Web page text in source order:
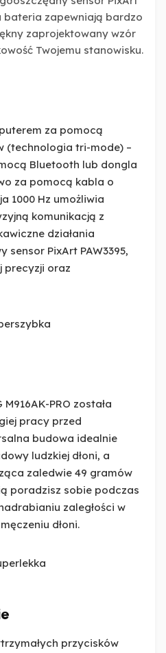
bateria zapewniają bardzo
zaprojektowany wzór
Twojemu stanowisku.
za pomocą
(technologia tri-mode) –
Bluetooth lub dongla
za pomocą kabla o
1000 Hz umożliwia
komunikacją z
działania
PixArt PAW3395,
precyzji oraz
PRO została
pracy przed
budowa idealnie
ludzkiej dłoni, a
zaledwie 49 gramów
poradzisz sobie podczas
zaległości w
dłoni.
przycisków